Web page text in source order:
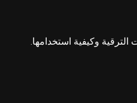
وكيفية استخدامها.